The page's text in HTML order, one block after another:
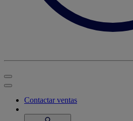
Contactar ventas